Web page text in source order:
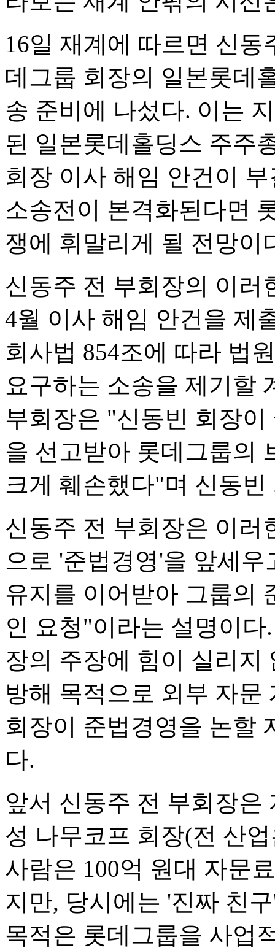
16일 재계에 따르면 신
데그룹 회장의 일본롯데
송 준비에 나섰다. 이는
된 일본롯데홀딩스 주주
회장 이사 해임 안건이
소송전이 본격화된다면
쟁에 휘말리게 될 전망이
신동주 전 부회장의 이러
4월 이사 해임 안건을 제
회사법 854조에 따라 법
요구하는 소송을 제기할
부회장은 "신동빈 회장
을 선고받아 롯데그룹의
크게 훼손했다"며 신동
신동주 전 부회장은 이러
으로 '준법경영'을 앞세
유지를 이어받아 그룹의
인 요청"이라는 설명이
장의 주장에 힘이 실리지
방해 목적으로 외부 자문
회장이 준법경영을 논할
다.
앞서 신동주 전 부회장은
성 나무코프 회장(전 산
사람은 100억 원대 자문
지만, 당시에는 '진짜 친
목적은 롯데그룹을 사업